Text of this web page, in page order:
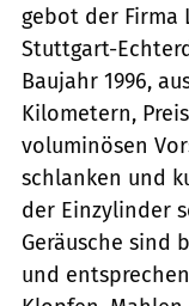
gebot der Firma
Stuttgart-
Baujahr 1996,
Kilometern,
voluminösen
schlanken und
der Einzylinder
Geräusche sind
und